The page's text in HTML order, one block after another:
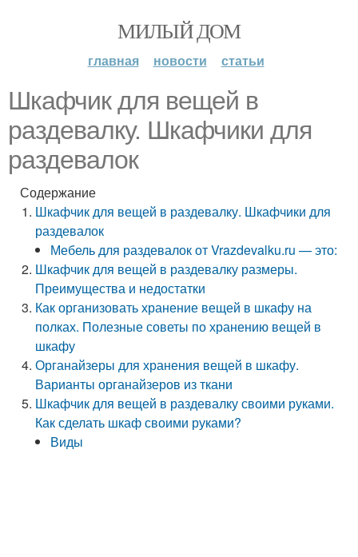
МИЛЫЙ ДОМ
главная новости статьи
Шкафчик для вещей в
раздевалку. Шкафчики для
раздевалок
Содержание
Шкафчик для вещей в раздевалку. Шкафчики для
раздевалок
Мебель для раздевалок от Vrazdevalku.ru — это:
Шкафчик для вещей в раздевалку размеры.
Преимущества и недостатки
Как организовать хранение вещей в шкафу на
полках. Полезные советы по хранению вещей в
шкафу
Органайзеры для хранения вещей в шкафу.
Варианты органайзеров из ткани
Шкафчик для вещей в раздевалку своими руками.
Как сделать шкаф своими руками?
Виды